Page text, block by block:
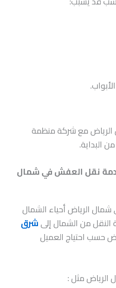
مع شركة منظمة
البداية.
نقل العفش في شمال
الرياض أحياء الشمال
النقل من الشمال إلىشرق
حسب احتياج العميل
الرياض مثل :